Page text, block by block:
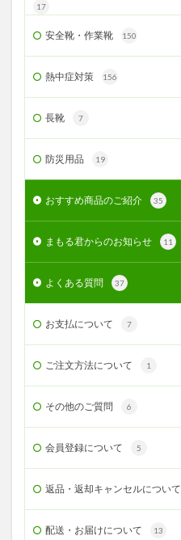
17
安全靴・作業靴 150
熱中症対策 156
長靴 7
防災用品 19
おすすめ商品のご紹介 35
まもる君からのお知らせ 11
よくある質問 37
お支払について 7
ご注文方法について 1
その他のご質問 6
会員登録について 5
返品・返却キャンセルについて
配送・お届けについて 13